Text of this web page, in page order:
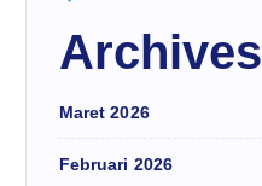
Archives
Maret 2026
Februari 2026